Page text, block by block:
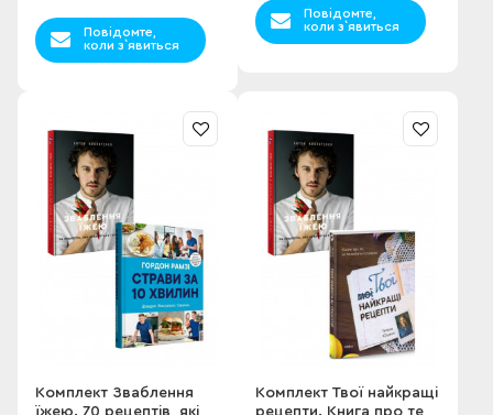
Повідомте,
коли з`явиться
Повідомте,
коли з`явиться
Комплект Зваблення
Комплект Твої найкращі